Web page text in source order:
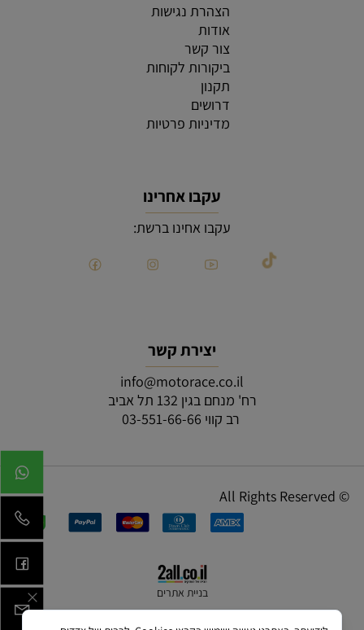
הצהרת נגישות
אודות
צור קשר
ביקורות לקוחות
תקנון
דרושים
מדיניות פרטיות
עקבו אחרינו
עקבו אחינו ברשת:
יצירת קשר
info@motorace.co.il
רח' מנחם בגין 132 תל אביב
רב קווי 03-551-66-66
© All Rights Reserved
בניית אתרים